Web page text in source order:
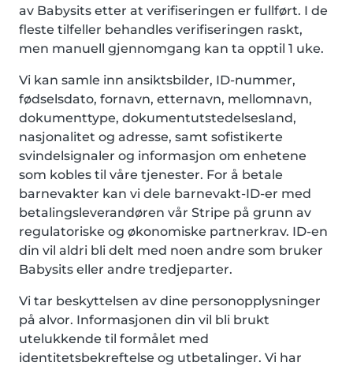
av Babysits etter at verifiseringen er fullført. I de
fleste tilfeller behandles verifiseringen raskt,
men manuell gjennomgang kan ta opptil 1 uke.
Vi kan samle inn ansiktsbilder, ID-nummer,
fødselsdato, fornavn, etternavn, mellomnavn,
dokumenttype, dokumentutstedelsesland,
nasjonalitet og adresse, samt sofistikerte
svindelsignaler og informasjon om enhetene
som kobles til våre tjenester. For å betale
barnevakter kan vi dele barnevakt-ID-er med
betalingsleverandøren vår Stripe på grunn av
regulatoriske og økonomiske partnerkrav. ID-en
din vil aldri bli delt med noen andre som bruker
Babysits eller andre tredjeparter.
Vi tar beskyttelsen av dine personopplysninger
på alvor. Informasjonen din vil bli brukt
utelukkende til formålet med
identitetsbekreftelse og utbetalinger. Vi har